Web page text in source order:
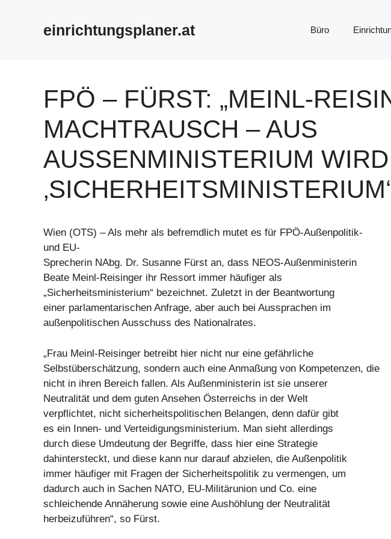
einrichtungsplaner.at Büro
FPÖ – FÜRST: „MEINL-
MACHTRAUSCH – AUS
AUSSENMINISTERIUM WIRD
Wien (OTS) – Als mehr als befremdlich mutet es für FPÖ-Außenpolitik-
und EU-
Sprecherin NAbg. Dr. Susanne Fürst an, dass NEOS-Außenministerin
Beate Meinl-Reisinger ihr Ressort immer häufiger als
„Sicherheitsministerium“ bezeichnet. Zuletzt in der Beantwortung
einer parlamentarischen Anfrage, aber auch bei Aussprachen im
außenpolitischen Ausschuss des Nationalrates.
„Frau Meinl-Reisinger betreibt hier nicht nur eine gefährliche
Selbstüberschätzung, sondern auch eine Anmaßung von Kompetenzen, die
nicht in ihren Bereich fallen. Als Außenministerin ist sie unserer
Neutralität und dem guten Ansehen Österreichs in der Welt
verpflichtet, nicht sicherheitspolitischen Belangen, denn dafür gibt
es ein Innen- und Verteidigungsministerium. Man sieht allerdings
durch diese Umdeutung der Begriffe, dass hier eine Strategie
dahintersteckt, und diese kann nur darauf abzielen, die Außenpolitik
immer häufiger mit Fragen der Sicherheitspolitik zu vermengen, um
dadurch auch in Sachen NATO, EU-Militärunion und Co. eine
schleichende Annäherung sowie eine Aushöhlung der Neutralität
herbeizuführen“, so Fürst.